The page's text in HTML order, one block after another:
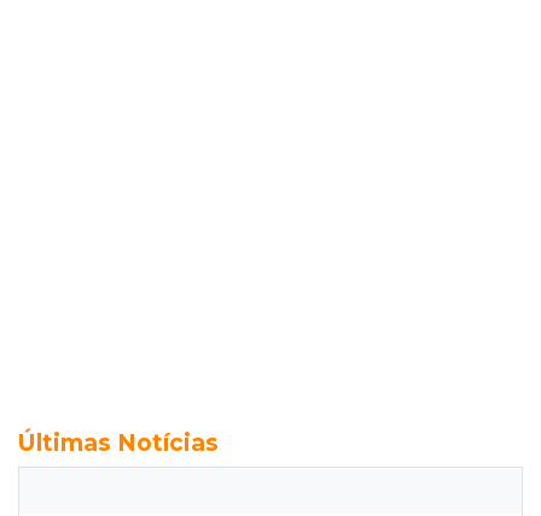
Últimas Notícias